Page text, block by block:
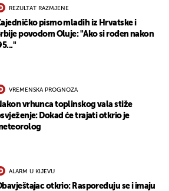
REZULTAT RAZMJENE
pismo mladih iz Hrvatske i
povodom Oluje: "Ako si rođen nakon
VREMENSKA PROGNOZA
vrhunca toplinskog vala stiže
Dokad će trajati otkrio je
ALARM U KIJEVU
otkrio: Raspoređuju se i imaju